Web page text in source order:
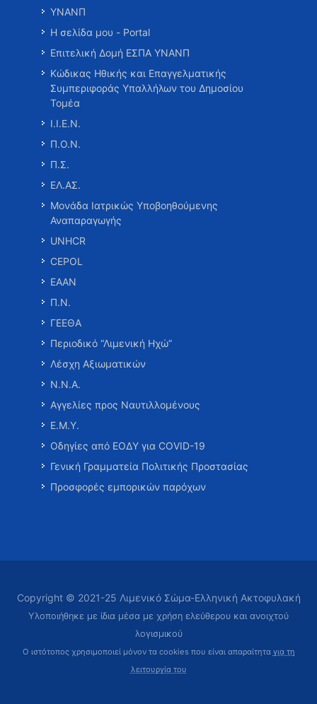
ΥΝΑΝΠ
Η σελίδα μου - Portal
Επιτελική Δομή ΕΣΠΑ ΥΝΑΝΠ
Κώδικας Ηθικής και Επαγγελματικής
Συμπεριφοράς Υπαλλήλων του Δημοσίου
Τομέα
Ι.Ι.Ε.Ν.
Π.Ο.Ν.
Π.Σ.
ΕΛ.ΑΣ.
Μονάδα Ιατρικώς Υποβοηθούμενης
Αναπαραγωγής
UNHCR
CEPOL
ΕΑΑΝ
Π.Ν.
ΓΕΕΘΑ
Περιοδικό “Λιμενική Ηχώ”
Λέσχη Αξιωματικών
Ν.Ν.Α.
Αγγελίες προς Ναυτιλλομένους
Ε.Μ.Υ.
Οδηγίες από ΕΟΔΥ για COVID-19
Γενική Γραμματεία Πολιτικής Προστασίας
Προσφορές εμπορικών παρόχων
Copyright © 2021-25 Λιμενικό Σώμα-Ελληνική Ακτοφυλακή
Υλοποιήθηκε με ίδια μέσα με χρήση ελεύθερου και ανοιχτού
λογισμικού
Ο ιστότοπος χρησιμοποιεί μόνον τα cookies που είναι απαραίτητα για τη
λειτουργία του